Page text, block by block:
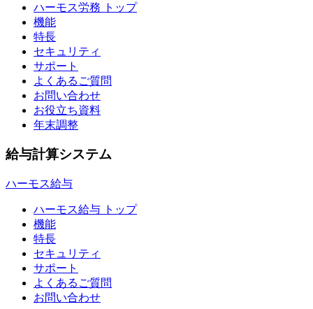
ハーモス労務 トップ
機能
特長
セキュリティ
サポート
よくあるご質問
お問い合わせ
お役立ち資料
年末調整
給与計算システム
ハーモス給与
ハーモス給与 トップ
機能
特長
セキュリティ
サポート
よくあるご質問
お問い合わせ